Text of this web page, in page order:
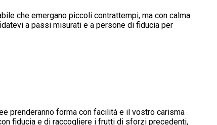
che emergano piccoli contrattempi, ma con calma
a passi misurati e a persone di fiducia per
prenderanno forma con facilità e il vostro carisma
fiducia e di raccogliere i frutti di sforzi precedenti,